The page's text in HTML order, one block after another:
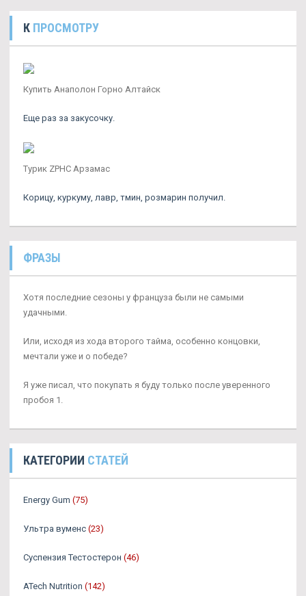
К ПРОСМОТРУ
Купить Анаполон Горно Алтайск
Еще раз за закусочку.
Турик ZPHC Арзамас
Корицу, куркуму, лавр, тмин, розмарин получил.
ФРАЗЫ
Хотя последние сезоны у француза были не самыми
удачными.
Или, исходя из хода второго тайма, особенно концовки,
мечтали уже и о победе?
Я уже писал, что покупать я буду только после уверенного
пробоя 1.
КАТЕГОРИИ СТАТЕЙ
Energy Gum (75)
Ультра вуменс (23)
Суспензия Тестостерон (46)
ATech Nutrition (142)